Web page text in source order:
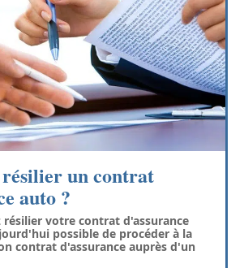
un contrat
auto ?
résilier votre contrat d'assurance
possible de procéder à la
contrat d'assurance auprès d'un